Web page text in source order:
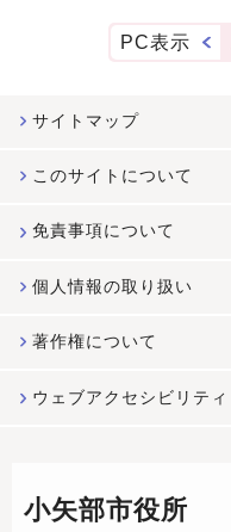
PC表示
サイトマップ
このサイトについて
免責事項について
個人情報の取り扱い
著作権について
ウェブアクセシビリティ
小矢部市役所